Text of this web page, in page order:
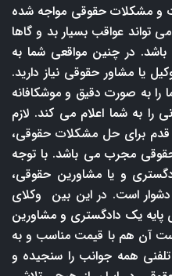
و مشکلات حقوقی مواجه شده
تواند عواقب بسیار بد و گاها
باشد. در چنین مواقعی شما به
یا مشاور حقوقی نیاز دارید.
به صورت دقیق و موشکافانه
را به شما اعلام می کند. لازم
قدم برای حل مشکلات حقوقی،
مجرب می باشد. با توجه
و یا مشاورین حقوقی،
است. در این بین وکلای
پایه یک دادگستری و مشاورین
آن هم با قیمت مناسب و به
همه جوانب را سنجیده و